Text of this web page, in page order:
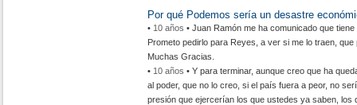
Por qué Podemos sería un desastre
• 10 años • Juan Ramón me ha comunicado que
Prometo pedirlo para Reyes, a ver si me lo traen,
Muchas Gracias.
• 10 años • Y para terminar, aunque creo que ha
al poder, que no lo creo, si el país fuera a peor, no
presión que ejercerían los que ustedes ya saben,